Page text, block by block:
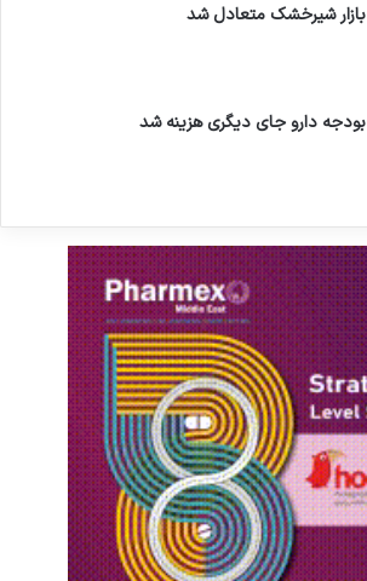
بازار شیرخشک متعادل شد
بودجه دارو جای دیگری هزینه شد